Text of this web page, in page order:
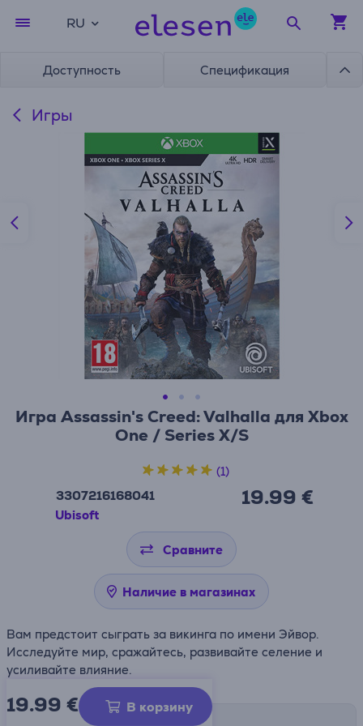
RU
Доступность Спецификация
Игры
Игра Assassin's Creed: Valhalla для Xbox
One / Series X/S
3307216168041
Ubisoft
19.99 €
(1)
Сравните
Наличие в магазинах
Вам предстоит сыграть за викинга по имени Эйвор.
Исследуйте мир, сражайтесь, развивайте селение и
усиливайте влияние.
19.99 € В корзину